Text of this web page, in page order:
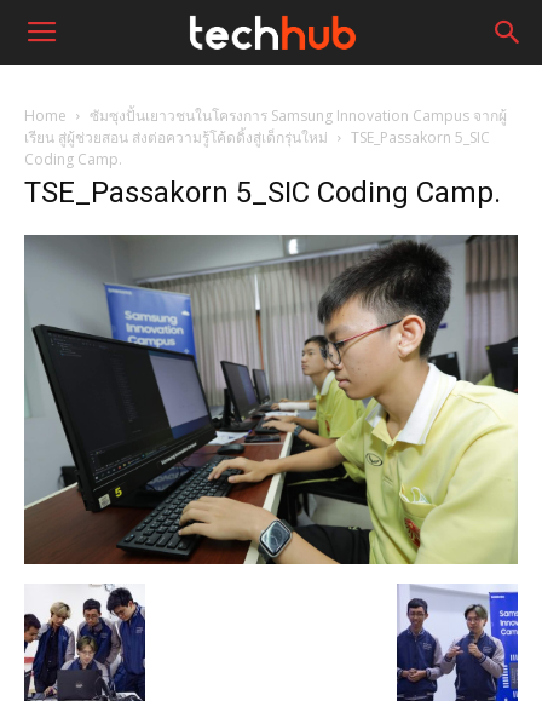
Home
ซัมซุงปั้นเยาวชนในโครงการ Samsung Innovation Campus จากผู้
เรียน สู่ผู้ช่วยสอน ส่งต่อความรู้โค้ดดิ้งสู่เด็กรุ่นใหม่
TSE_Passakorn 5_SIC
Coding Camp.
TSE_Passakorn 5_SIC Coding Camp.